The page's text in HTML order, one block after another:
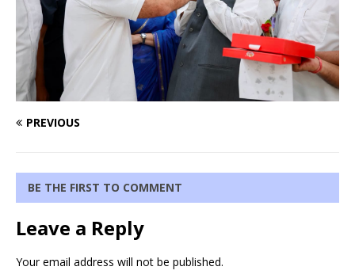
PREVIOUS
BE THE FIRST TO COMMENT
Leave a Reply
Your email address will not be published.